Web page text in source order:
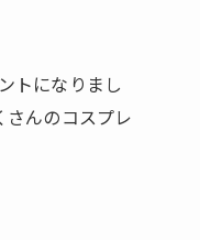
トになりまし
さんのコスプレ